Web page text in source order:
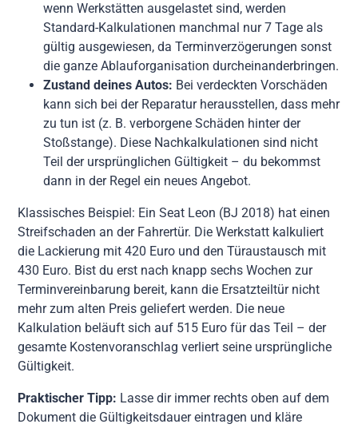
wenn Werkstätten ausgelastet sind, werden
Standard-Kalkulationen manchmal nur 7 Tage als
gültig ausgewiesen, da Terminverzögerungen sonst
die ganze Ablauforganisation durcheinanderbringen.
Zustand deines Autos: Bei verdeckten Vorschäden
kann sich bei der Reparatur herausstellen, dass mehr
zu tun ist (z. B. verborgene Schäden hinter der
Stoßstange). Diese Nachkalkulationen sind nicht
Teil der ursprünglichen Gültigkeit – du bekommst
dann in der Regel ein neues Angebot.
Klassisches Beispiel: Ein Seat Leon (BJ 2018) hat einen
Streifschaden an der Fahrertür. Die Werkstatt kalkuliert
die Lackierung mit 420 Euro und den Türaustausch mit
430 Euro. Bist du erst nach knapp sechs Wochen zur
Terminvereinbarung bereit, kann die Ersatzteiltür nicht
mehr zum alten Preis geliefert werden. Die neue
Kalkulation beläuft sich auf 515 Euro für das Teil – der
gesamte Kostenvoranschlag verliert seine ursprüngliche
Gültigkeit.
Praktischer Tipp: Lasse dir immer rechts oben auf dem
Dokument die Gültigkeitsdauer eintragen und kläre